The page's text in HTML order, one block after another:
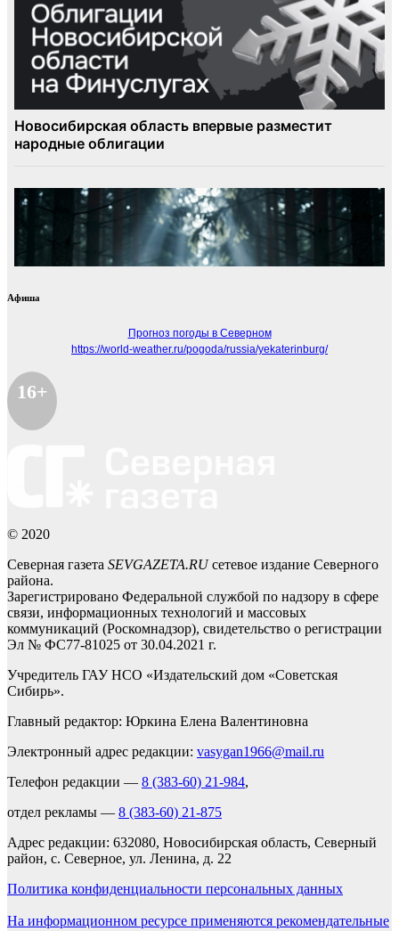
Афиша
Прогноз погоды в Северном
https://world-weather.ru/pogoda/russia/yekaterinburg/
16+
© 2020
Северная газета SEVGAZETA.RUсетевое издание Северного
района.
Зарегистрировано Федеральной службой по надзору в сфере
связи, информационных технологий и массовых
коммуникаций (Роскомнадзор), свидетельство о регистрации
Эл № ФС77-81025 от 30.04.2021 г.
Учредитель ГАУ НСО «Издательский дом «Советская
Сибирь».
Главный редактор: Юркина Елена Валентиновна
Электронный адрес редакции: vasygan1966@mail.ru
Телефон редакции — 8 (383-60) 21-984,
отдел рекламы — 8 (383-60) 21-875
Адрес редакции: 632080, Новосибирская область, Северный
район, с. Северное, ул. Ленина, д. 22
Политика конфиденциальности персональных данных
На информационном ресурсе применяются рекомендательные